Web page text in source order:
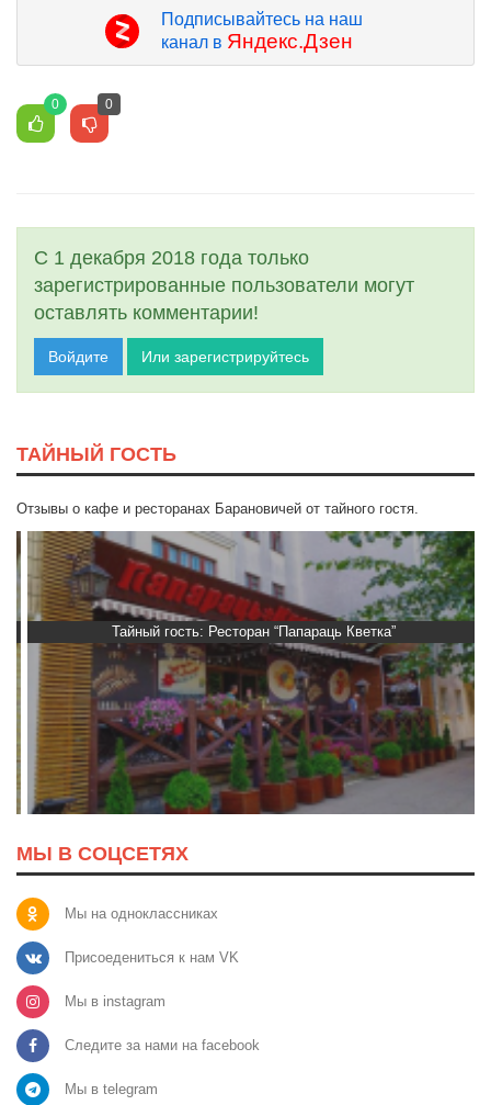
Подписывайтесь на наш
канал в Яндекс.Дзен
0 0
С 1 декабря 2018 года только
зарегистрированные пользователи могут
оставлять комментарии!
Войдите Или зарегистрируйтесь
ТАЙНЫЙ ГОСТЬ
Отзывы о кафе и ресторанах Барановичей от тайного гостя.
Тайный гость: Ресторан “Папараць Кветка”
МЫ В СОЦСЕТЯХ
Мы на одноклассниках
Присоедениться к нам VK
Мы в instagram
Следите за нами на facebook
Мы в telegram